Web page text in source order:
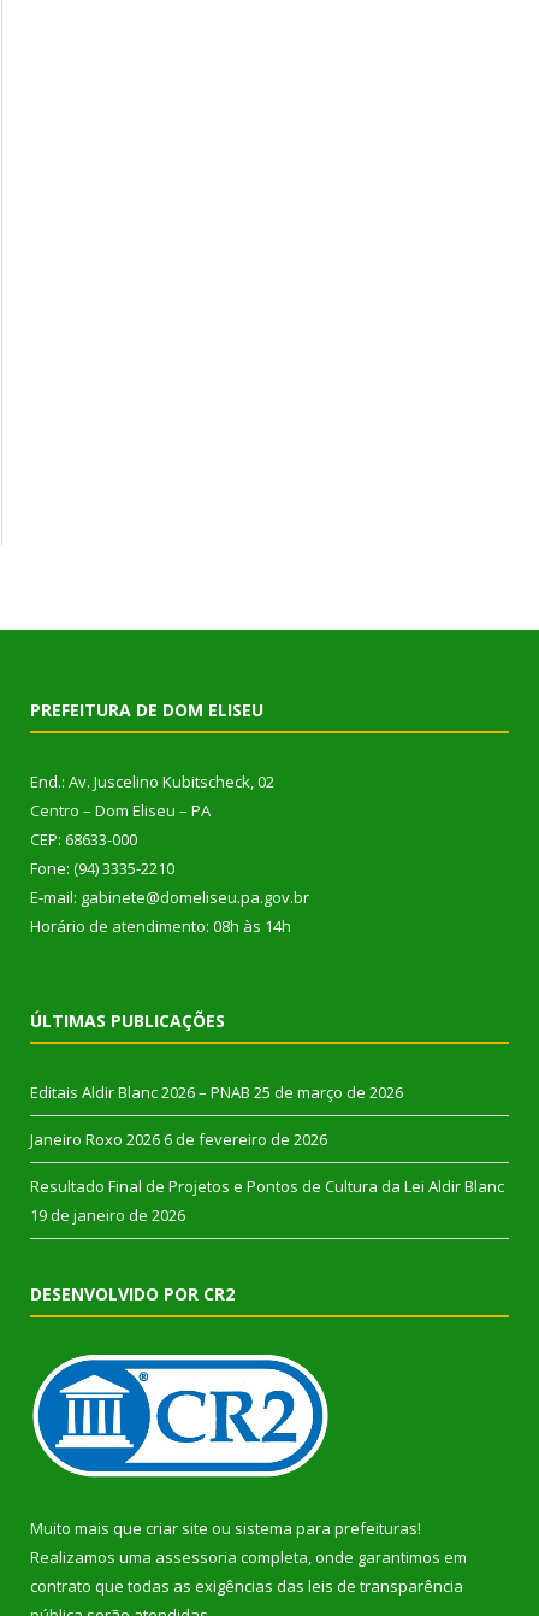
PREFEITURA DE DOM ELISEU
End.: Av. Juscelino Kubitscheck, 02
Centro – Dom Eliseu – PA
CEP: 68633-000
Fone: (94) 3335-2210
E-mail: gabinete@domeliseu.pa.gov.br
Horário de atendimento: 08h às 14h
ÚLTIMAS PUBLICAÇÕES
Editais Aldir Blanc 2026 – PNAB 25 de março de 2026
Janeiro Roxo 2026 6 de fevereiro de 2026
Resultado Final de Projetos e Pontos de Cultura da Lei Aldir Blanc
19 de janeiro de 2026
DESENVOLVIDO POR CR2
Muito mais que criar site ou sistema para prefeituras!
Realizamos uma assessoria completa, onde garantimos em
contrato que todas as exigências das leis de transparência